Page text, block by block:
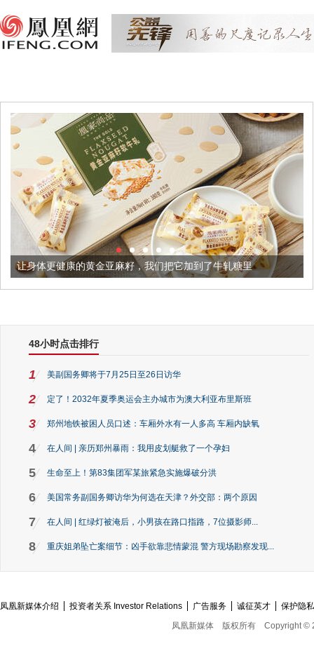
健康的黄金亚麻籽，我们把它加到了牛轧糖里 被列入佛
48小时点击排行
1 美副国务卿将于7月25日至26日访华
2 定了！2032年夏季奥运会主办城市为澳大利亚布里斯班
3 郑州地铁被困人员口述：车厢外水有一人多高 车厢内缺氧
4 在人间 | 亲历郑州暴雨：我用皮划艇救了一个孕妇
5 生命至上！第83集团军某旅紧急实施爆破分洪
6 美国常务副国务卿访华为何选在天津？外交部：两个原因
7 在人间 | 红绿灯被淹后，小男孩在路口指路，7位摄影师...
8 重庆姐弟坠亡案细节：凶手欲靠悲情蒙混 警方现场勘察发现...
凤凰新媒体介绍 投资者关系 Investor Relations 广告服务 诚征英才
保护隐
凤凰新媒体
版权所有 Copyright ©